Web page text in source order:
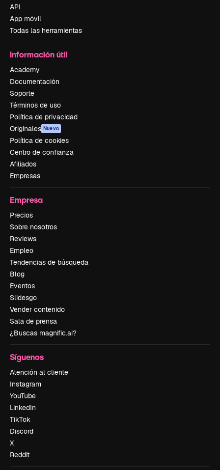
API
App móvil
Todas las herramientas
Información útil
Academy
Documentación
Soporte
Términos de uso
Política de privacidad
Originales Nuevo
Política de cookies
Centro de confianza
Afiliados
Empresas
Empresa
Precios
Sobre nosotros
Reviews
Empleo
Tendencias de búsqueda
Blog
Eventos
Slidesgo
Vender contenido
Sala de prensa
¿Buscas magnific.ai?
Síguenos
Atención al cliente
Instagram
YouTube
LinkedIn
TikTok
Discord
X
Reddit